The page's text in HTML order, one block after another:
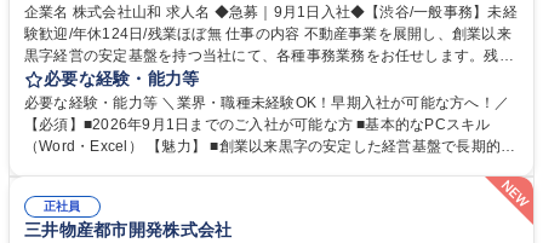
企業名 株式会社山和 求人名 ◆急募｜9月1日入社◆【渋谷/一般事務】未経
験歓迎/年休124日/残業ほぼ無 仕事の内容 不動産事業を展開し、創業以来
黒字経営の安定基盤を持つ当社にて、各種事務業務をお任せします。残業
がほぼ発生せず、連続した日程の有給取得が可能なため、WLBを整えたい
方にお勧めの環境です！ 入社後はOJTを通じて丁寧に研修を行いますの
で、事務未経験の方でも安心して臨むことができます。 【業務詳細】■電
話・来客対応 ■物件の鍵や社内の備品管理 ■データ入力や書類作成 ■契約
必要な経験・能力等
必要な経験・能力等 ＼業界・職種未経験OK！早期入社が可能な方へ！／
【必須】■2026年9月1日までのご入社が可能な方 ■基本的なPCスキル
（Word・Excel） 【魅力】 ■創業以来黒字の安定した経営基盤で長期的に
両立が可能 ■有給取得を積極的に推奨、年間10日程度の取得実績 ■1ヶ月
のOJTで業務を習得可能、未経験でもしっかりサポート 学歴・資格 学
歴：大学院 大学 高専 短大 語学力： 資格：
正社員
三井物産都市開発株式会社